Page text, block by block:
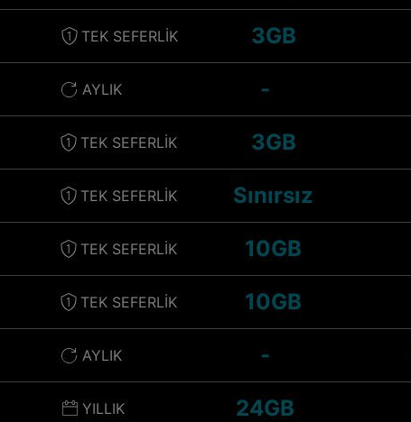
TEK SEFERLIK 3GB
AYLIK -
TEK SEFERLIK 3GB
TEK SEFERLIK Sınırsız
TEK SEFERLIK 10GB
TEK SEFERLIK 10GB
AYLIK -
YILLIK 24GB